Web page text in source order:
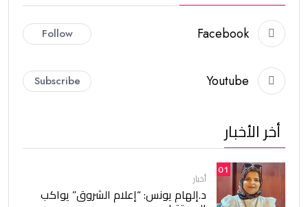
Facebook
Follow
Youtube
Subscribe
أخر الأخبار
01
أخبار
د.إلهام يونس: “إعلام الشروق” يواكب